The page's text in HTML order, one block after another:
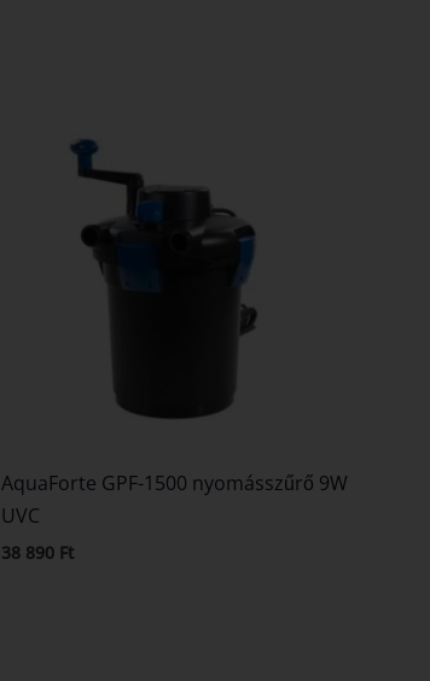
AquaForte GPF-1500 nyomásszűrő 9W
UVC
38 890 Ft